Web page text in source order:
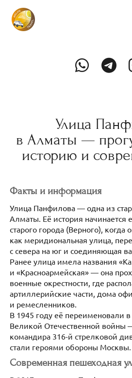
Улица
в Алматы —
историю и
Факты и информация
Улица Панфилова — одна из
Алматы. Её история начинается
старого города (Верного), когда
как меридиональная улица,
с севера на юг и соединяющая
Ранее улица имела названия
и «Красноармейская» — она
военные окрестности, где
артиллерийские части, дома
и ремесленников.
В 1945 году её переименовали в
Великой Отечественной войны
командира 316-й стрелковой
стали героями обороны Москвы.
Современная пешеходная